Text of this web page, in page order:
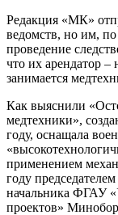
Редакция «МК»
ведомств, но им,
проведение
что их арендатор –
занимается
Как выяснили
медтехники»,
году, оснащала
применением
году
начальника ФГАУ
проектов»